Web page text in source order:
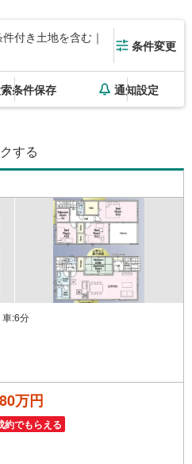
付き土地を含む｜
条件変更
条件保存 通知設定
する
:6分
万円
約でもらえる